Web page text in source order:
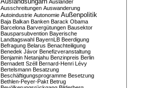
Ausländer
Ausschreitungen Auswanderung
Autoindustrie Autonomie Außenpolitik
Baja Balkan Banken Barack Obama
Barcelona Barvergütungen Bausektor
Bausparsubvention Bayerische
Landtagswahl BayernLB Beerdigung
Befragung Belarus Benachteiligung
Benedek Jávor Benefizveranstaltung
Benjamin Netanjahu Benzinpreis Berlin
Bernadett Széll Bernard-Henri Lévy
Bertelsmann Besatzung
Beschäftigungsprogramme Besetzung
Bethlen-Peyer-Pakt Betrug